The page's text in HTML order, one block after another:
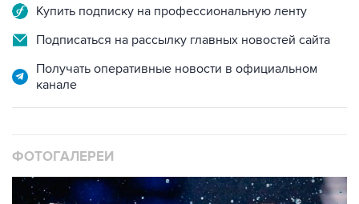
Купить подписку на профессиональную ленту
Подписаться на рассылку главных новостей сайта
Получать оперативные новости в официальном
канале
ФОТОГАЛЕРЕИ